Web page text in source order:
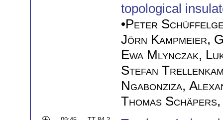
topological
•Peter
Jörn Kampmeier,
Ewa Mlynczak,
Stefan
Ngabonziza,
Thomas Schäpers